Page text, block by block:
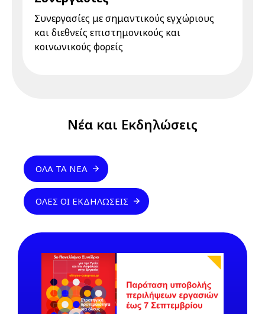
Συνεργασίες με σημαντικούς εγχώριους
και διεθνείς επιστημονικούς και
κοινωνικούς φορείς
Νέα και Εκδηλώσεις
ΌΛΑ ΤΑ ΝΈΑ
ΌΛΕΣ ΟΙ ΕΚΔΗΛΏΣΕΙΣ